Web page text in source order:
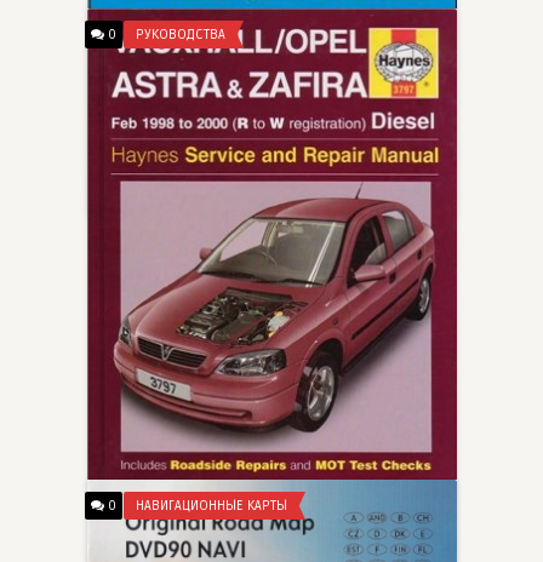
Руководство по ремонту Opel
Astra & Zafira 1998-2000.
Руководство по ремонту астра хэтчбек, седан и Estate и Zafira MPV модели с бензиновыми двигателями, включая специальные и ограниченные выпуски 1,4 литр (1389cc), 1. 6 л {1598cc), 1. 8 л
0 РУКОВОДСТВА
Руководство по ремонту Opel
Astra, Zafira Diesel 1998-2000
0 НАВИГАЦИОННЫЕ КАРТЫ